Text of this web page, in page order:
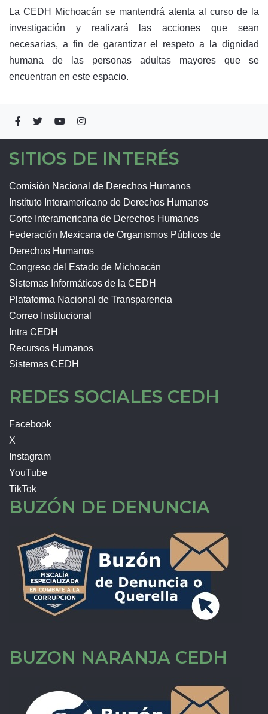
La CEDH Michoacán se mantendrá atenta al curso de la
investigación y realizará las acciones que sean
necesarias, a fin de garantizar el respeto a la dignidad
humana de las personas adultas mayores que se
encuentran en este espacio.
SITIOS DE INTERÉS
Comisión Nacional de Derechos Humanos
Instituto Interamericano de Derechos Humanos
Corte Interamericana de Derechos Humanos
Federación Mexicana de Organismos Públicos de
Derechos Humanos
Congreso del Estado de Michoacán
Sistemas Informáticos de la CEDH
Plataforma Nacional de Transparencia
Correo Institucional
Intra CEDH
Recursos Humanos
Sistemas CEDH
REDES SOCIALES CEDH
Facebook
X
Instagram
YouTube
TikTok
BUZÓN DE DENUNCIA
BUZON NARANJA CEDH